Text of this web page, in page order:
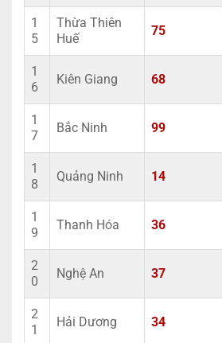
1
5
Thừa Thiên
Huế
75
1
6
Kiên Giang 68
1
7
Bắc Ninh 99
1
8
Quảng Ninh 14
1
9
Thanh Hóa 36
2
0
Nghệ An 37
2
1
Hải Dương 34